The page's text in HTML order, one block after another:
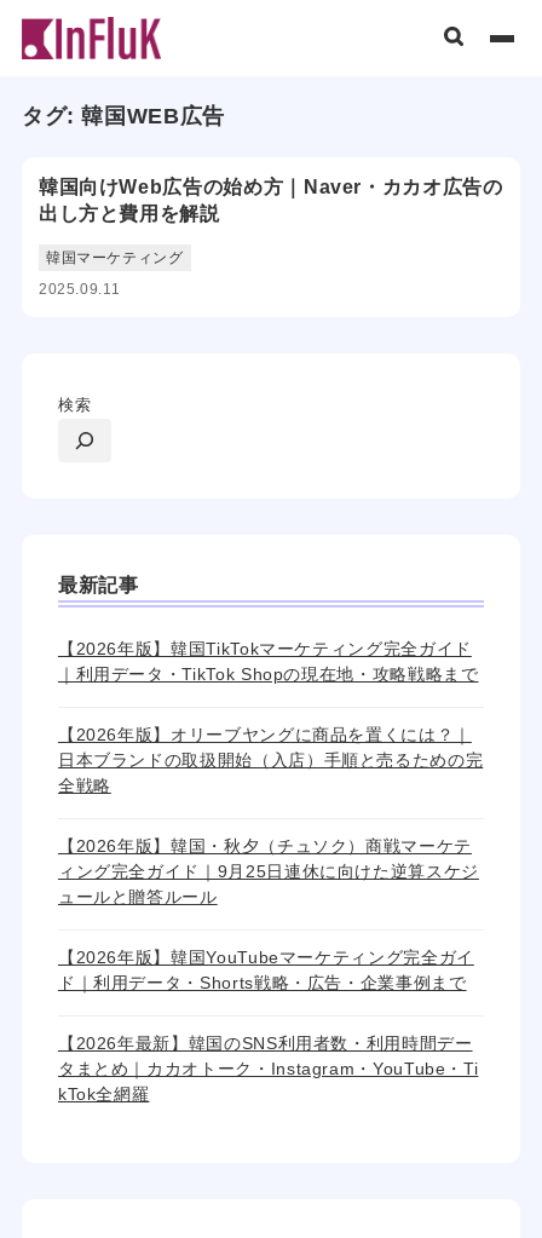
タグ:韓国WEB広告
韓国向けWeb広告の始め方｜Naver・カカオ広告の
出し方と費用を解説
韓国マーケティング
2025.09.11
検索
最新記事
【2026年版】韓国TikTokマーケティング完全ガイド
｜利用データ・TikTok Shopの現在地・攻略戦略まで
【2026年版】オリーブヤングに商品を置くには？｜
日本ブランドの取扱開始（入店）手順と売るための完
全戦略
【2026年版】韓国・秋夕（チュソク）商戦マーケテ
ィング完全ガイド｜9月25日連休に向けた逆算スケジ
ュールと贈答ルール
【2026年版】韓国YouTubeマーケティング完全ガイ
ド｜利用データ・Shorts戦略・広告・企業事例まで
【2026年最新】韓国のSNS利用者数・利用時間デー
タまとめ｜カカオトーク・Instagram・YouTube・Ti
kTok全網羅